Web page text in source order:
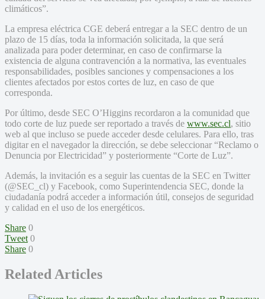
climáticos”.
La empresa eléctrica CGE deberá entregar a la SEC dentro de un
plazo de 15 días, toda la información solicitada, la que será
analizada para poder determinar, en caso de confirmarse la
existencia de alguna contravención a la normativa, las eventuales
responsabilidades, posibles sanciones y compensaciones a los
clientes afectados por estos cortes de luz, en caso de que
corresponda.
Por último, desde SEC O’Higgins recordaron a la comunidad que
todo corte de luz puede ser reportado a través de www.sec.cl, sitio
web al que incluso se puede acceder desde celulares. Para ello, tras
digitar en el navegador la dirección, se debe seleccionar “Reclamo o
Denuncia por Electricidad” y posteriormente “Corte de Luz”.
Además, la invitación es a seguir las cuentas de la SEC en Twitter
(@SEC_cl) y Facebook, como Superintendencia SEC, donde la
ciudadanía podrá acceder a información útil, consejos de seguridad
y calidad en el uso de los energéticos.
Share 0
Tweet 0
Share 0
Related Articles